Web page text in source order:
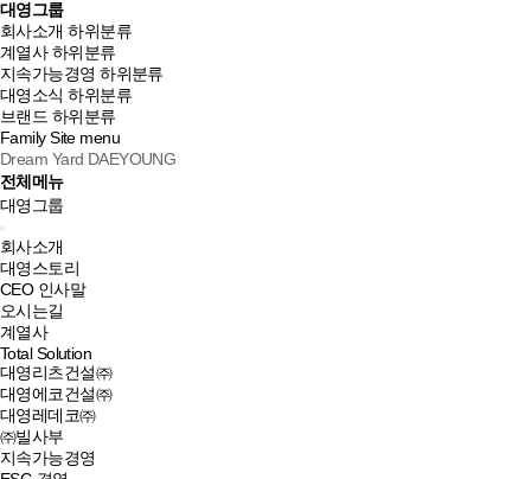
대영그룹
회사소개 하위분류
계열사 하위분류
지속가능경영 하위분류
대영소식 하위분류
브랜드 하위분류
Family Site menu
Dream Yard DAEYOUNG
전체메뉴
대영그룹
회사소개
대영스토리
CEO 인사말
오시는길
계열사
Total Solution
대영리츠건설㈜
대영에코건설㈜
대영레데코㈜
㈜빌사부
지속가능경영